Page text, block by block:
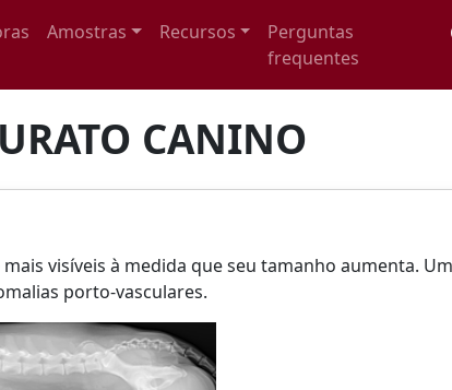
Amostras Recursos
Perguntas
frequentes
URATO CANINO
visíveis à medida que seu tamanho aumenta.
porto-vasculares.